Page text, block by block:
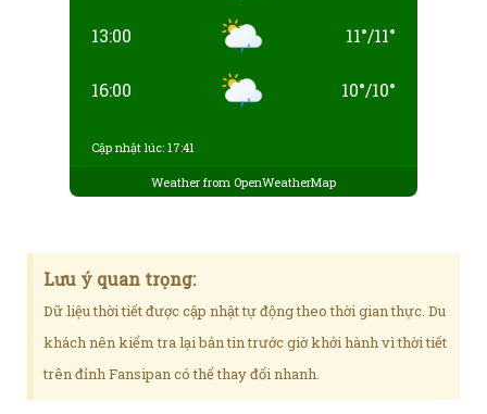
13:00 11°/11°
16:00 10°/10°
Cập nhật lúc: 17:41
Weather from OpenWeatherMap
Lưu ý quan trọng:
Dữ liệu thời tiết được cập nhật tự động theo thời gian thực. Du
khách nên kiểm tra lại bản tin trước giờ khởi hành vì thời tiết
trên đỉnh Fansipan có thể thay đổi nhanh.